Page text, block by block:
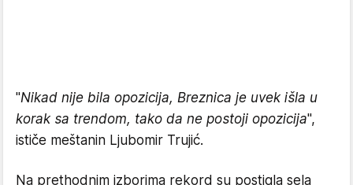
"Nikad nije bila opozicija, Breznica je uvek išla u
korak sa trendom, tako da ne postoji opozicija",
ističe meštanin Ljubomir Trujić.
Na prethodnim izborima rekord su postigla sela